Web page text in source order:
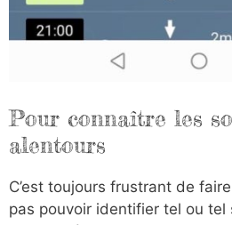
Pour connaître les
alentours
C’est toujours frustrant de
pas pouvoir identifier tel ou tel